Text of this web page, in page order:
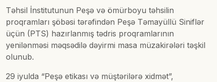
Təhsil İnstitutunun Peşə və ömürboyu təhsilin
proqramları şöbəsi tərəfindən Peşə Təmayüllü Siniflər
üçün (PTS) hazırlanmış tədris proqramlarının
yenilənməsi məqsədilə dəyirmi masa müzakirələri təşkil
olunub.
29 iyulda “Peşə etikası və müştərilərə xidmət”,